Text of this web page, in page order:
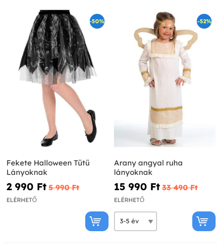
-50%
Fekete Halloween Tütü
Lányoknak
2 990 Ft‎ 5 990 Ft‎
ELÉRHETŐ
-52%
Arany angyal ruha
lányoknak
15 990 Ft‎ 33 490 Ft‎
ELÉRHETŐ